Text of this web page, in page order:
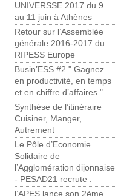
UNIVERSSE 2017 du 9
au 11 juin à Athènes
Retour sur l’Assemblée
générale 2016-2017 du
RIPESS Europe
Busin’ESS #2 " Gagnez
en productivité, en temps
et en chiffre d’affaires "
Synthèse de l’itinéraire
Cuisiner, Manger,
Autrement
Le Pôle d’Economie
Solidaire de
l’Agglomération dijonnaise
- PESAD21 recrute :
l’APES lance son 2ème